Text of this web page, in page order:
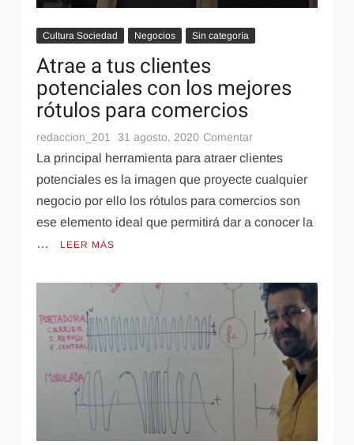
Motor Tiendas Online
Cuando se debe cambiar el aceite
Deportes 23 septiembre, 2025
Liverpool salva la ventaja perfecta con penalazo
de Salah en los minutos finales
Cultura Sociedad Negocios Sin categoría
Atrae a tus clientes
potenciales con los mejores
rótulos para comercios
redaccion_201 31 agosto, 2020 Comentaren
Atrae
tus
clientes
potenciales
rótulos
para
comercios
La principal herramienta para atraer clientes
potenciales es la imagen que proyecte cualquier
negocio por ello los rótulos para comercios son
ese elemento ideal que permitirá dar a conocer la
…
LEER MÁS